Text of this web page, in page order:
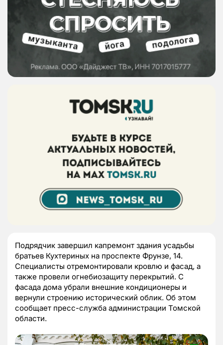
Подрядчик завершил капремонт здания усадьбы
братьев Кухтериных на проспекте Фрунзе, 14.
Специалисты отремонтировали кровлю и фасад, а
также провели огнебиозащиту перекрытий. С
фасада дома убрали внешние кондиционеры и
вернули строению исторический облик. Об этом
сообщает пресс-служба администрации Томской
области.